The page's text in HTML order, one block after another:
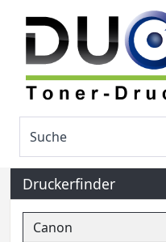
Druckerfinder